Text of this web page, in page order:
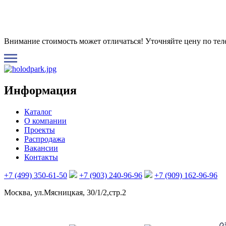
Внимание стоимость может отличаться! Уточняйте цену по
Информация
Каталог
О компании
Проекты
Распродажа
Вакансии
Контакты
+7 (499) 350-61-50 +7 (903) 240-96-96
+7 (909) 162-96-96
Москва, ул.Мясницкая, 30/1/2,стр.2